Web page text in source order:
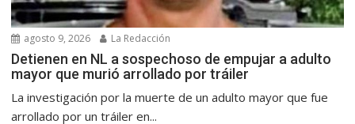
agosto 9, 2026 La Redacción
Detienen en NL a sospechoso de empujar a adulto
mayor que murió arrollado por tráiler
La investigación por la muerte de un adulto mayor que fue
arrollado por un tráiler en...